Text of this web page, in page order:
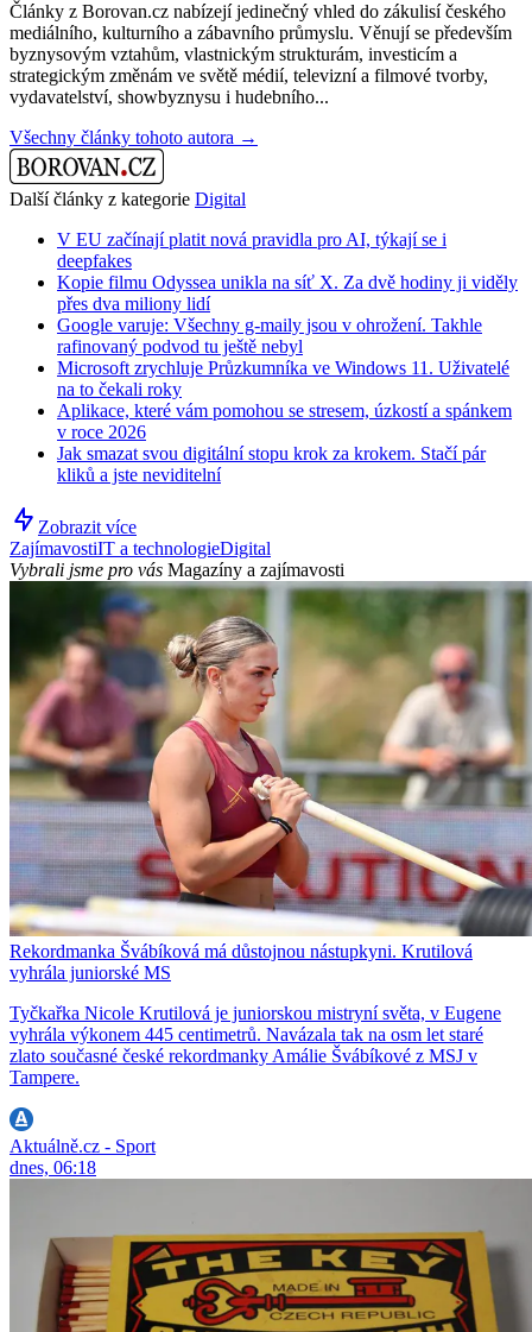
Články z Borovan.cz nabízejí jedinečný vhled do zákulisí českého
mediálního, kulturního a zábavního průmyslu. Věnují se především
byznysovým vztahům, vlastnickým strukturám, investicím a
strategickým změnám ve světě médií, televizní a filmové tvorby,
vydavatelství, showbyznysu i hudebního...
Všechny články tohoto autora →
Další články z kategorie Digital
V EU začínají platit nová pravidla pro AI, týkají se i
deepfakes
Kopie filmu Odyssea unikla na síť X. Za dvě hodiny ji viděly
přes dva miliony lidí
Google varuje: Všechny g-maily jsou v ohrožení. Takhle
rafinovaný podvod tu ještě nebyl
Microsoft zrychluje Průzkumníka ve Windows 11. Uživatelé
na to čekali roky
Aplikace, které vám pomohou se stresem, úzkostí a spánkem
v roce 2026
Jak smazat svou digitální stopu krok za krokem. Stačí pár
kliků a jste neviditelní
Zobrazit více
ZajímavostiIT a technologieDigital
Vybrali jsme pro vás Magazíny a zajímavosti
Rekordmanka Švábíková má důstojnou nástupkyni. Krutilová
vyhrála juniorské MS
Tyčkařka Nicole Krutilová je juniorskou mistryní světa, v Eugene
vyhrála výkonem 445 centimetrů. Navázala tak na osm let staré
zlato současné české rekordmanky Amálie Švábíkové z MSJ v
Tampere.
Aktuálně.cz - Sport
dnes, 06:18